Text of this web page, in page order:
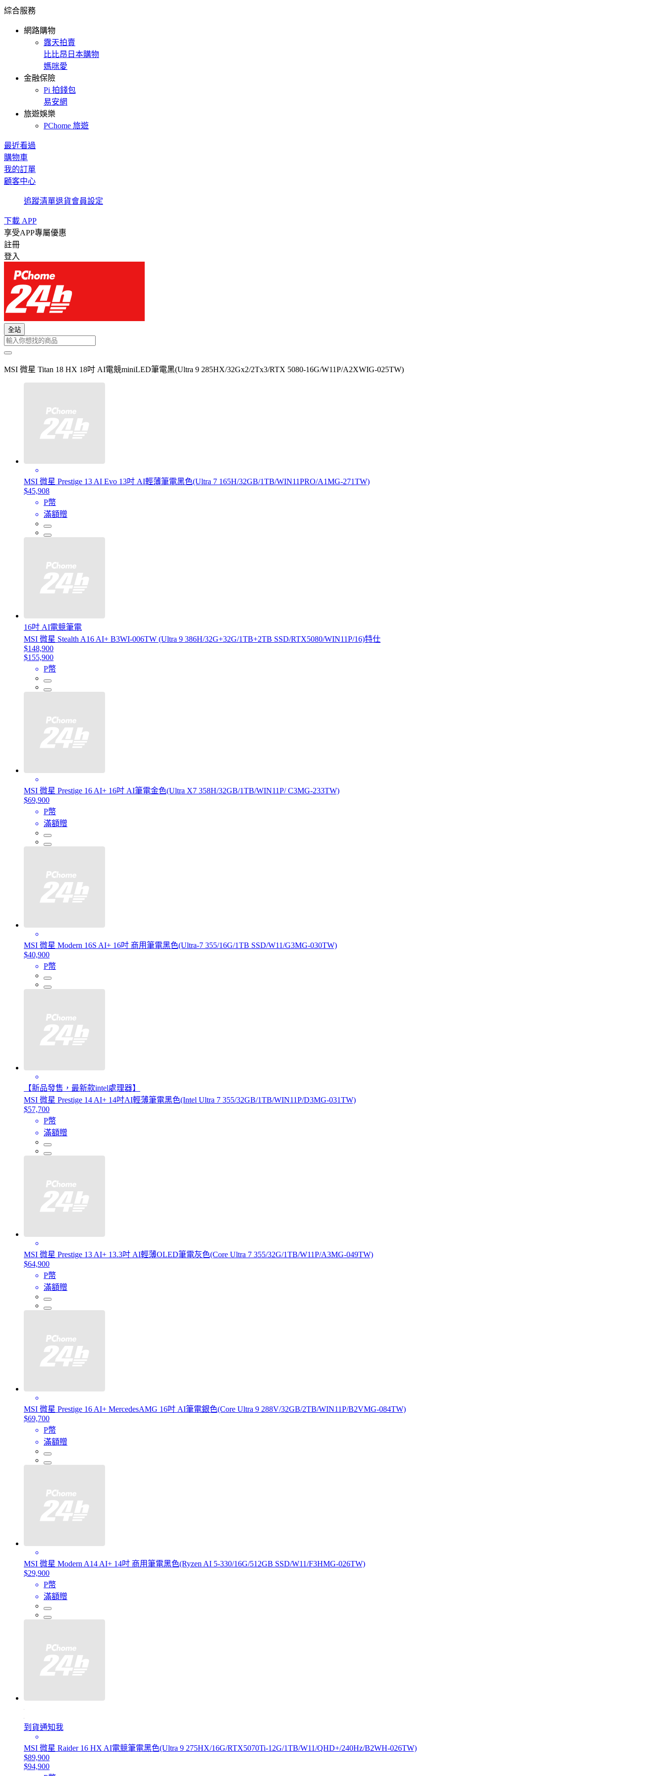
綜合服務
網路購物
露天拍賣
比比昂日本購物
媽咪愛
金融保險
Pi 拍錢包
易安網
旅遊娛樂
PChome 旅遊
最近看過
購物車
我的訂單
顧客中心
追蹤清單退貨會員設定
下載 APP
享受APP專屬優惠
註冊
登入
全站
MSI 微星 Titan 18 HX 18吋 AI電競miniLED筆電黑(Ultra 9 285HX/32Gx2/2Tx3/RTX 5080-16G/W11P/A2XWIG-025TW)
MSI 微星 Prestige 13 AI Evo 13吋 AI輕薄筆電黑色(Ultra 7 165H/32GB/1TB/WIN11PRO/A1MG-271TW)
$45,908
P幣
滿額贈
16吋 AI電競筆電
MSI 微星 Stealth A16 AI+ B3WI-006TW (Ultra 9 386H/32G+32G/1TB+2TB SSD/RTX5080/WIN11P/16)特仕
$148,900
$155,900
P幣
MSI 微星 Prestige 16 AI+ 16吋 AI筆電金色(Ultra X7 358H/32GB/1TB/WIN11P/ C3MG-233TW)
$69,900
P幣
滿額贈
MSI 微星 Modern 16S AI+ 16吋 商用筆電黑色(Ultra-7 355/16G/1TB SSD/W11/G3MG-030TW)
$40,900
P幣
【新品發售，最新款intel處理器】
MSI 微星 Prestige 14 AI+ 14吋AI輕薄筆電黑色(Intel Ultra 7 355/32GB/1TB/WIN11P/D3MG-031TW)
$57,700
P幣
滿額贈
MSI 微星 Prestige 13 AI+ 13.3吋 AI輕薄OLED筆電灰色(Core Ultra 7 355/32G/1TB/W11P/A3MG-049TW)
$64,900
P幣
滿額贈
MSI 微星 Prestige 16 AI+ MercedesAMG 16吋 AI筆電銀色(Core Ultra 9 288V/32GB/2TB/WIN11P/B2VMG-084TW)
$69,700
P幣
滿額贈
MSI 微星 Modern A14 AI+ 14吋 商用筆電黑色(Ryzen AI 5-330/16G/512GB SSD/W11/F3HMG-026TW)
$29,900
P幣
滿額贈
到貨通知我
MSI 微星 Raider 16 HX AI電競筆電黑色(Ultra 9 275HX/16G/RTX5070Ti-12G/1TB/W11/QHD+/240Hz/B2WH-026TW)
$89,900
$94,900